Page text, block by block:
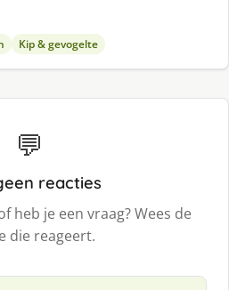
Kip & gevogelte
💬
reacties
heb je een vraag? Wees de
die reageert.